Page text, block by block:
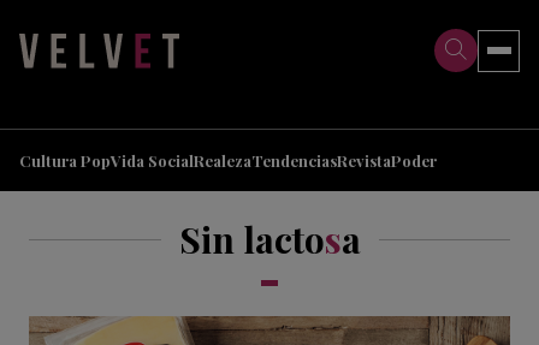
Cultura PopVida SocialRealezaTendenciasRevistaPoder
Sin lactosa